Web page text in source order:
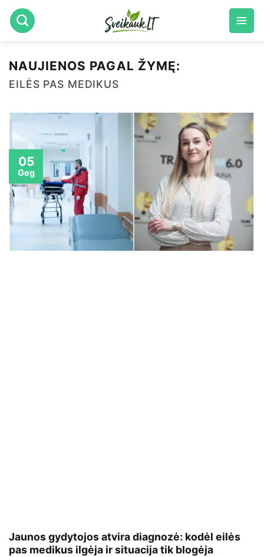
Skip
to
NAUJIENOS PAGAL ŽYMĘ:
EILĖS PAS MEDIKUS
Jaunos gydytojos atvira diagnozė: kodėl eilės
pas medikus ilgėja ir situacija tik blogėja
05
Geg